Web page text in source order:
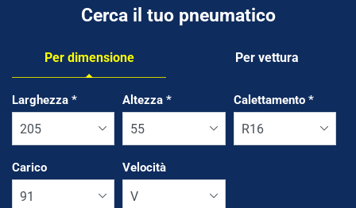
Cerca il tuo pneumatico
Per dimensione Per vettura
Tab updated: Per dimensione
Larghezza * Altezza* Calettamento *
Carico Velocità